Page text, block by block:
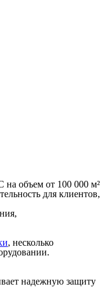
объем от 100 000 м²
для клиентов,
, несколько
надежную защиту